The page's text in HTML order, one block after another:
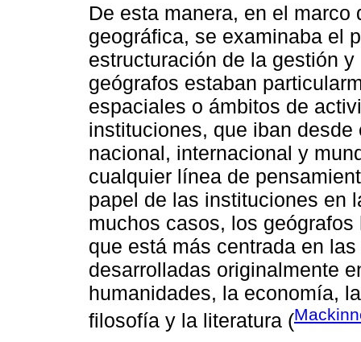
De esta manera, en el
geográfica, se examinaba el
estructuración de la gestión
geógrafos estaban
espaciales o ámbitos de
instituciones, que iban
nacional, internacional y
cualquier línea de
papel de las instituciones en
muchos casos, los
que está más centrada en
desarrolladas originalmente
humanidades, la economía,
filosofía y la literatura (